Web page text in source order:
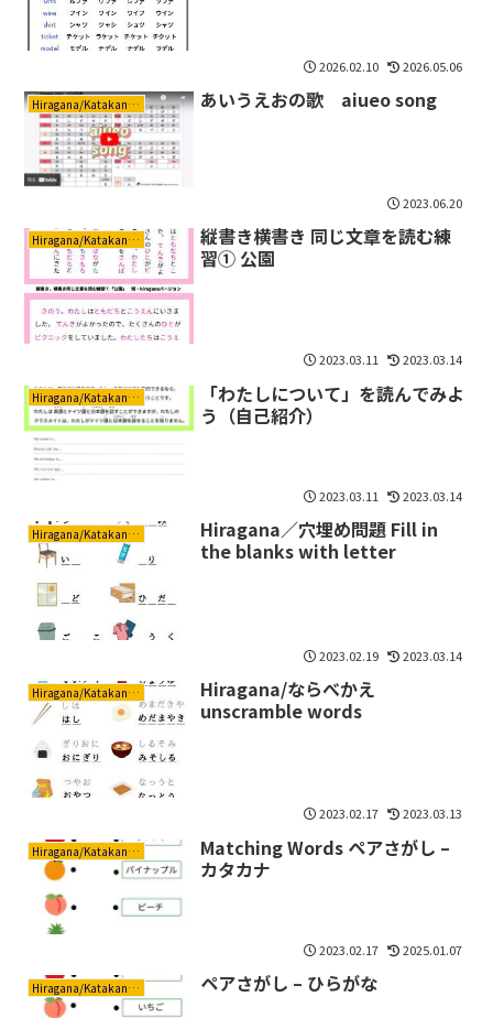
2026.02.10 2026.05.06
Hiragana/Katakana ひらがな/カタカナ あいうえおの歌 aiueo song
2023.06.20
Hiragana/Katakana ひらがな/カタカナ
縦書き横書き 同じ文章を読む練
習① 公園
2023.03.11 2023.03.14
Hiragana/Katakana ひらがな/カタカナ
「わたしについて」を読んでみよ
う（自己紹介）
2023.03.11 2023.03.14
Hiragana/Katakana ひらがな/カタカナ
Hiragana／穴埋め問題 Fill in
the blanks with letter
2023.02.19 2023.03.14
Hiragana/Katakana ひらがな/カタカナ
Hiragana/ならべかえ
unscramble words
2023.02.17 2023.03.13
Hiragana/Katakana ひらがな/カタカナ
Matching Words ペアさがし –
カタカナ
2023.02.17 2025.01.07
Hiragana/Katakana ひらがな/カタカナ ペアさがし – ひらがな